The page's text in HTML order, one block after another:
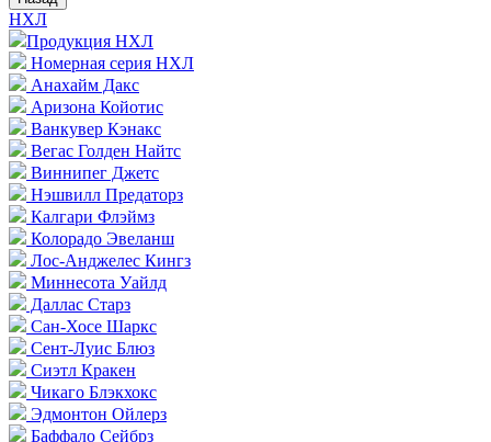
НХЛ
Продукция НХЛ
Номерная серия НХЛ
Анахайм Дакс
Аризона Койотис
Ванкувер Кэнакс
Вегас Голден Найтс
Виннипег Джетс
Нэшвилл Предаторз
Калгари Флэймз
Колорадо Эвеланш
Лос-Анджелес Кингз
Миннесота Уайлд
Даллас Старз
Сан-Хосе Шаркс
Сент-Луис Блюз
Сиэтл Кракен
Чикаго Блэкхокс
Эдмонтон Ойлерз
Баффало Сейбрз